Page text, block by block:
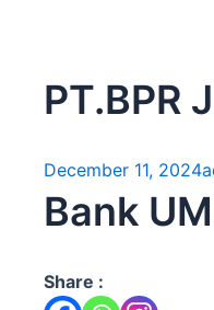
PT.BPR
December 11, 2024
Bank
Share :